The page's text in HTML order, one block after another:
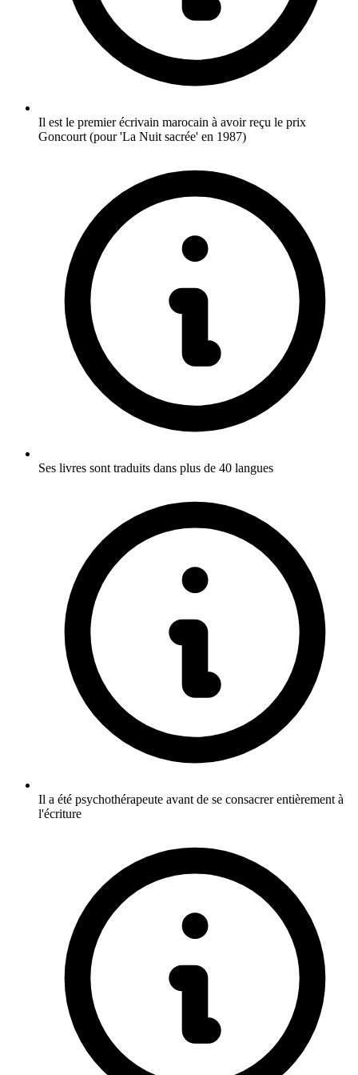
Il est le premier écrivain marocain à avoir reçu le prix
Goncourt (pour 'La Nuit sacrée' en 1987)
Ses livres sont traduits dans plus de 40 langues
Il a été psychothérapeute avant de se consacrer entièrement à
l'écriture